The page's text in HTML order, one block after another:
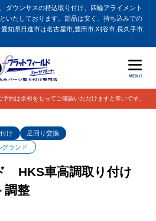
ダウンサスの持込取り付け、四輪アライメント
いたしております。部品は安く、持ち込みでの
知県日進市は名古屋市,豊田市,刈谷市,長久手市,
MENU
約は余裕をもってご確認いただけますと幸いです。
け
足回り交換
グランド
HKS車高調取り付け
調整